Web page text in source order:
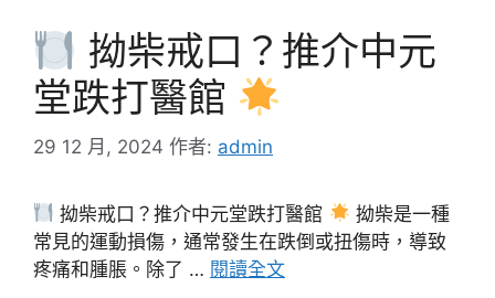
拗柴戒口？推介中元
堂跌打醫館
29 12 月, 2024 作者: admin
拗柴戒口？推介中元堂跌打醫館
拗柴是一種
常見的運動損傷，通常發生在跌倒或扭傷時，導致
疼痛和腫脹。除了 … 閱讀全文